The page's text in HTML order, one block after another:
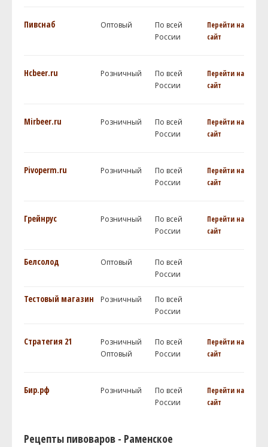
Пивснаб Оптовый
По всей
России
Перейти на
сайт
Hcbeer.ru Розничный
По всей
России
Перейти на
сайт
Mirbeer.ru Розничный
По всей
России
Перейти на
сайт
Pivoperm.ru Розничный
По всей
России
Перейти на
сайт
Грейнрус Розничный
По всей
России
Перейти на
сайт
Белсолод Оптовый
По всей
России
Тестовый магазин Розничный
По всей
России
Стратегия 21
Розничный
Оптовый
По всей
России
Перейти на
сайт
Бир.рф Розничный
По всей
России
Перейти на
сайт
Рецепты пивоваров - Раменское